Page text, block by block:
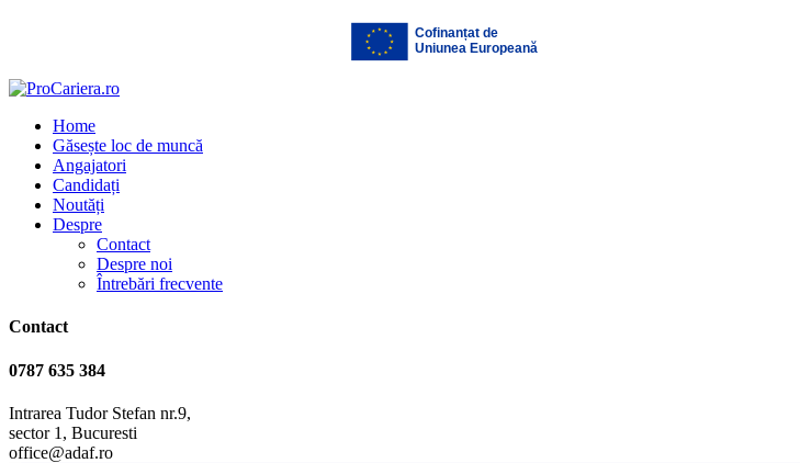
Home
Găsește loc de muncă
Angajatori
Candidați
Noutăți
Despre
Contact
Despre noi
Întrebări frecvente
Contact
0787 635 384
Intrarea Tudor Stefan nr.9,
sector 1, Bucuresti
office@adaf.ro